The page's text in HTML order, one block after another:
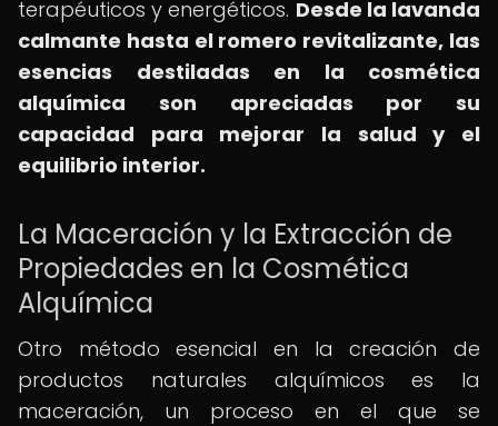
terapéuticos y energéticos. Desde la lavanda
calmante hasta el romero revitalizante, las
esencias destiladas en la cosmética
alquímica son apreciadas por su
capacidad para mejorar la salud y el
equilibrio interior.
La Maceración y la Extracción de
Propiedades en la Cosmética
Alquímica
Otro método esencial en la creación de
productos naturales alquímicos es la
maceración, un proceso en el que se